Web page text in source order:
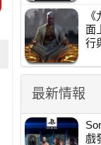
面
行
最新情報
戲